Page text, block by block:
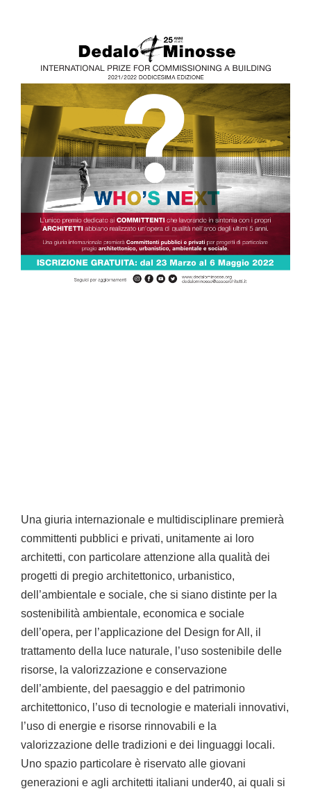
Una giuria internazionale e multidisciplinare premierà
committenti pubblici e privati, unitamente ai loro
architetti, con particolare attenzione alla qualità dei
progetti di pregio architettonico, urbanistico,
dell’ambientale e sociale, che si siano distinte per la
sostenibilità ambientale, economica e sociale
dell’opera, per l’applicazione del Design for All, il
trattamento della luce naturale, l’uso sostenibile delle
risorse, la valorizzazione e conservazione
dell’ambiente, del paesaggio e del patrimonio
architettonico, l’uso di tecnologie e materiali innovativi,
l’uso di energie e risorse rinnovabili e la
valorizzazione delle tradizioni e dei linguaggi locali.
Uno spazio particolare è riservato alle giovani
generazioni e agli architetti italiani under40, ai quali si